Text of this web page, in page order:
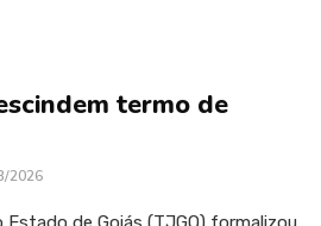
termo de
2026